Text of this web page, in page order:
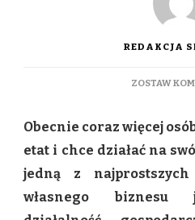
REDAKCJA
ZOSTAW
Obecnie coraz więcej
etat i chce działać na
jedną z
własnego biznesu